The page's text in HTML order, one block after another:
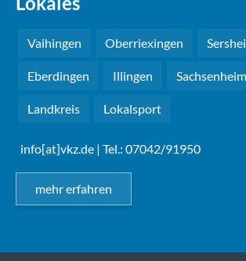
Vaihingen Oberriexingen
Eberdingen Illingen Sachsenheim
Landkreis Lokalsport
info[at]vkz.de | Tel.: 07042/91950
mehr erfahren